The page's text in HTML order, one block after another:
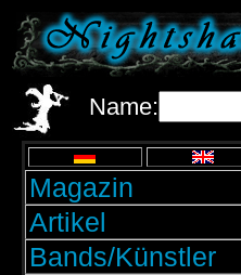
Name:
Magazin
Artikel
Bands/Künstler